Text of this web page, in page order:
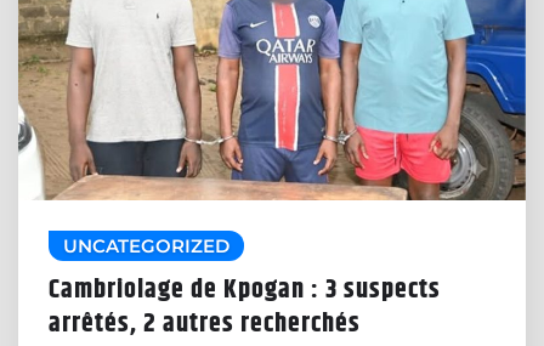
UNCATEGORIZED
Cambriolage de Kpogan : 3 suspects
arrêtés, 2 autres recherchés